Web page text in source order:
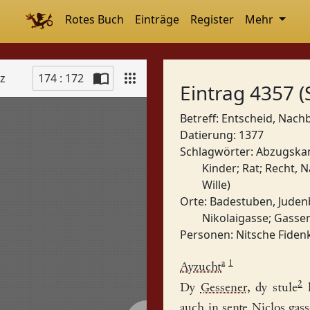
Rotes Buch Einträge Register Mehr
174 : 172
Eintrag 4357
Betreff: Entscheid,
Datierung: 1377
Schlagwörter:
Kinder; Rat; Recht,
Wille)
Orte: Badestuben,
Nikolaigasse;
Personen: Nitsche
Ayzuchta 1
Dy Gessener, dy stule2